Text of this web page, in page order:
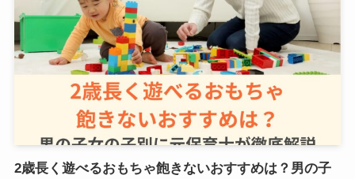
2歳長く遊べるおもちゃ飽きないおすすめは？男の子